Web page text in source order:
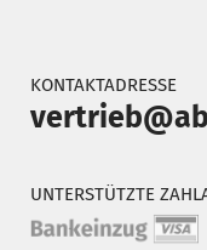
KONTAKTADRESSE
UNTERSTÜTZTE